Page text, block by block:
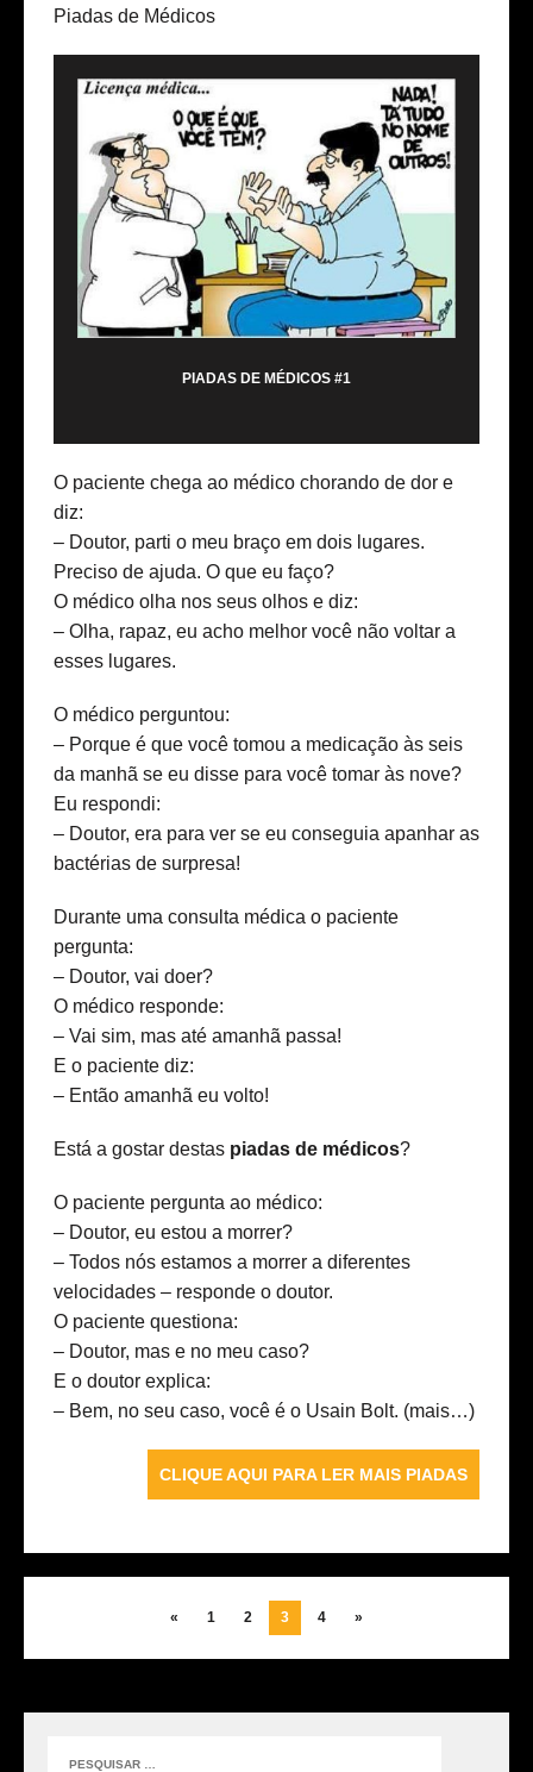
Piadas de Médicos
PIADAS DE MÉDICOS #1
O paciente chega ao médico chorando de dor e
diz:
– Doutor, parti o meu braço em dois lugares.
Preciso de ajuda. O que eu faço?
O médico olha nos seus olhos e diz:
– Olha, rapaz, eu acho melhor você não voltar a
esses lugares.
O médico perguntou:
– Porque é que você tomou a medicação às seis
da manhã se eu disse para você tomar às nove?
Eu respondi:
– Doutor, era para ver se eu conseguia apanhar as
bactérias de surpresa!
Durante uma consulta médica o paciente
pergunta:
– Doutor, vai doer?
O médico responde:
– Vai sim, mas até amanhã passa!
E o paciente diz:
– Então amanhã eu volto!
Está a gostar destas piadas de médicos?
O paciente pergunta ao médico:
– Doutor, eu estou a morrer?
– Todos nós estamos a morrer a diferentes
velocidades – responde o doutor.
O paciente questiona:
– Doutor, mas e no meu caso?
E o doutor explica:
– Bem, no seu caso, você é o Usain Bolt. (mais…)
CLIQUE AQUI PARA LER MAIS PIADAS
« 1 2 3 4 »